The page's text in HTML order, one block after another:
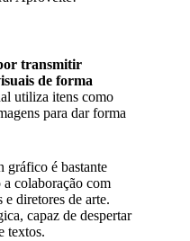
transmitir
de forma
utiliza itens como
para dar forma
gráfico é bastante
colaboração com
diretores de arte.
capaz de despertar
textos.